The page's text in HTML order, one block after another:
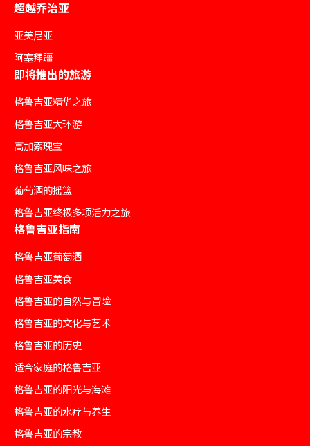
超越乔治亚
亚美尼亚
阿塞拜疆
即将推出的旅游
格鲁吉亚精华之旅
格鲁吉亚大环游
高加索瑰宝
格鲁吉亚风味之旅
葡萄酒的摇篮
格鲁吉亚终极多项活力之旅
格鲁吉亚指南
格鲁吉亚葡萄酒
格鲁吉亚美食
格鲁吉亚的自然与冒险
格鲁吉亚的文化与艺术
格鲁吉亚的历史
适合家庭的格鲁吉亚
格鲁吉亚的阳光与海滩
格鲁吉亚的水疗与养生
格鲁吉亚的宗教